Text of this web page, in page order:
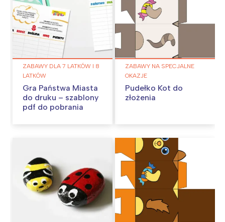
ZABAWY DLA 7 LATKÓW I 8
LATKÓW
Gra Państwa Miasta
do druku – szablony
pdf do pobrania
ZABAWY NA SPECJALNE
OKAZJE
Pudełko Kot do
złożenia